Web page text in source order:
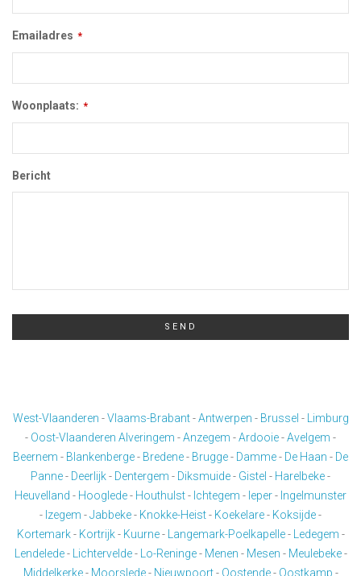
Emailadres *
Woonplaats: *
Bericht
SEND
be
left
blank
West-Vlaanderen -Vlaams-Brabant-Antwerpen - Brussel - Limburg
- Oost-Vlaanderen Alveringem -Anzegem -Ardooie-Avelgem -
Beernem - Blankenberge- Bredene- Brugge- Damme- De Haan - De
Panne- Deerlijk- Dentergem - Diksmuide- Gistel - Harelbeke-
Heuvelland - Hooglede- Houthulst- Ichtegem - Ieper- Ingelmunster
- Izegem -Jabbeke- Knokke-Heist- Koekelare- Koksijde-
Kortemark- Kortrijk- Kuurne- Langemark-Poelkapelle- Ledegem -
Lendelede- Lichtervelde- Lo-Reninge- Menen - Mesen - Meulebeke-
Middelkerke- Moorslede- Nieuwpoort- Oostende- Oostkamp -